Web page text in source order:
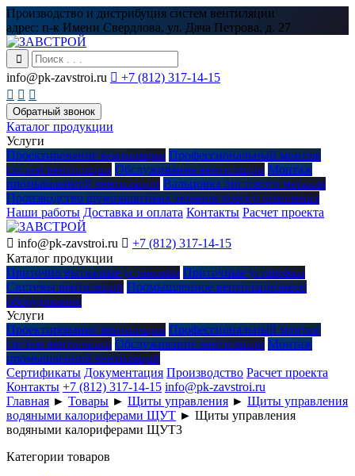
Производство и дистрибуция систем вентиляции
адрес: п-к Имени Свердлова, ул. Дача Петрова, д. 27
info@pk-zavstroi.ru  +7 (812) 317-14-15
  
Обратный звонок
Каталог продукции
Услуги
Проектирование вентиляции Профессиональный монтаж
систем вентиляции Обслуживание вентиляции Монтаж
промышленной вентиляции Вальцовка листового металла
Производство шумозащитных экранов нового поколения
Наши работы Доставка и оплата Контакты Расчет проекта
 info@pk-zavstroi.ru  +7 (812) 317-14-15
Каталог продукции
Приточно вытяжные установки Приточные установки
Системы вентиляции Промышленное вентиляционное
оборудование
Услуги
Проектирование вентиляции Профессиональный монтаж
систем вентиляции Обслуживание вентиляции Монтаж
промышленной вентиляции
Сертификаты Документация Производство Расчет проекта
Контакты +7 (812) 317-14-15 info@pk-zavstroi.ru
Главная ► Товары ► Щиты управления ► Щиты управления
водяными калориферами ЩУТ ► Щиты управления
водяными калориферами ЩУТ3
Категории товаров